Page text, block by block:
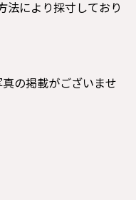
により採寸しており
の掲載がございませ